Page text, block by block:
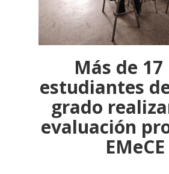
Más de
estudiantes de
grado
evaluación
EMeCE